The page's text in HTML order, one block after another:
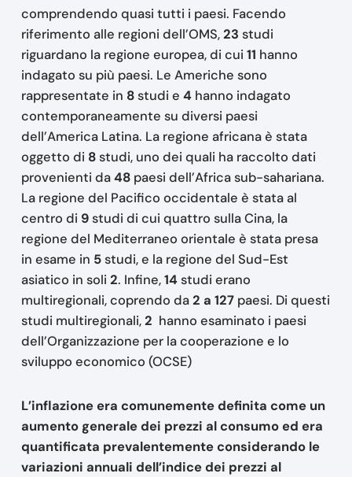
comprendendo quasi tutti i paesi. Facendo
riferimento alle regioni dell’OMS,23 studi
riguardano la regione europea, di cui 11 hanno
indagato su più paesi. Le Americhe sono
rappresentate in 8studi e 4hanno indagato
contemporaneamente su diversi paesi
dell’America Latina. La regione africana è stata
oggetto di 8studi, uno dei quali ha raccolto dati
provenienti da48paesi dell’Africa sub-sahariana.
La regione del Pacifico occidentale è stata al
centro di 9studi di cui quattro sulla Cina, la
regione del Mediterraneo orientale è stata presa
in esame in 5studi, e la regione del Sud-Est
asiatico in soli 2. Infine,14studi erano
multiregionali, coprendo da2 a 127paesi. Di questi
studi multiregionali,2 hanno esaminato i paesi
dell’Organizzazione per la cooperazione e lo
sviluppo economico (OCSE)
L’inflazione era comunemente definita come un
aumento generale dei prezzi al consumo ed era
quantificata prevalentemente considerando le
variazioni annuali dell’indice dei prezzi al